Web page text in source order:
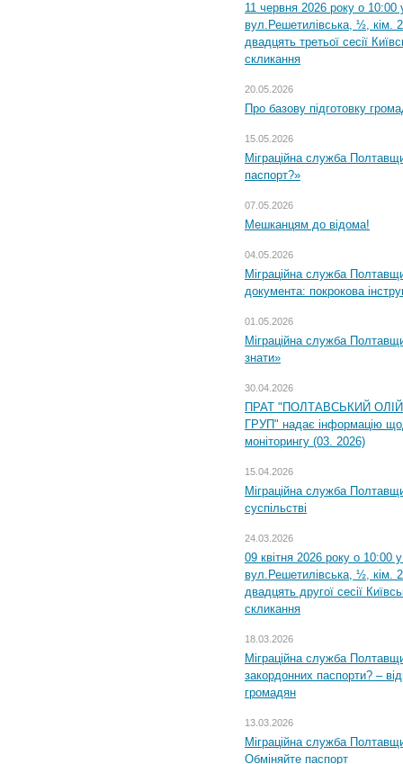
11 червня 2026 року о 10:00
вул.Решетилівська, ½, кім.
двадцять третьої сесії
скликання
20.05.2026
Про базову підготовку
15.05.2026
Міграційна служба
паспорт?»
07.05.2026
Мешканцям до відома!
04.05.2026
Міграційна служба
документа: покрокова
01.05.2026
Міграційна служба
знати»
30.04.2026
ПРАТ "ПОЛТАВСЬКИЙ
ГРУП" надає інформацію
моніторингу (03. 2026)
15.04.2026
Міграційна служба
суспільстві
24.03.2026
09 квітня 2026 року о 10:00
вул.Решетилівська, ½, кім.
двадцять другої сесії
скликання
18.03.2026
Міграційна служба
закордонних паспорти? –
громадян
13.03.2026
Міграційна служба
Обміняйте паспорт